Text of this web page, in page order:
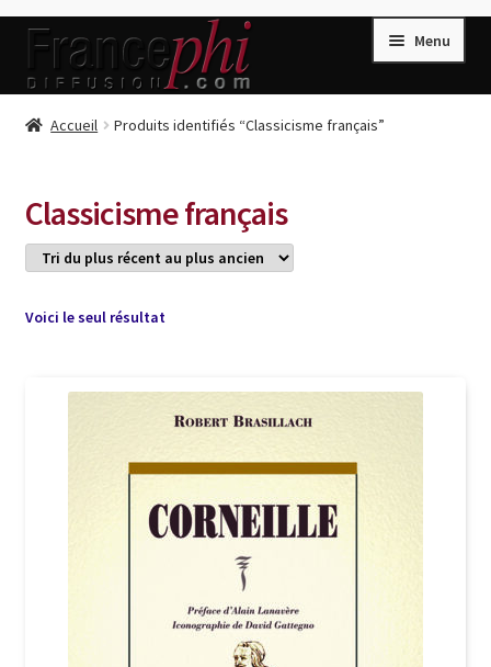
Aller
la
Aller
contenu
Menu
Accueil
Conditions de Vente
Connection
Listes d’Envies
Livres de Philippe Randa
Login Customizer
Accueil Produits identifiés “Classicisme français”
Classicisme français
Voici le seul résultat